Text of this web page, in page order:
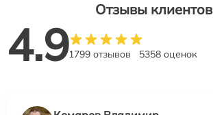
Отзывы клиентов
4.91799 отзывов 5358 оценок